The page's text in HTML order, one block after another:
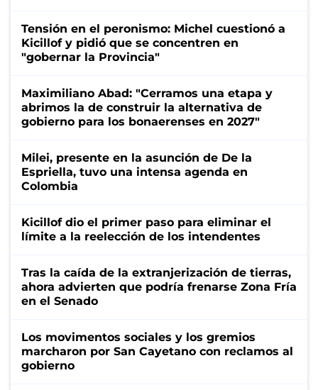
Tensión en el peronismo: Michel cuestionó a
Kicillof y pidió que se concentren en
"gobernar la Provincia"
Maximiliano Abad: "Cerramos una etapa y
abrimos la de construir la alternativa de
gobierno para los bonaerenses en 2027"
Milei, presente en la asunción de De la
Espriella, tuvo una intensa agenda en
Colombia
Kicillof dio el primer paso para eliminar el
límite a la reelección de los intendentes
Tras la caída de la extranjerización de tierras,
ahora advierten que podría frenarse Zona Fría
en el Senado
Los movimentos sociales y los gremios
marcharon por San Cayetano con reclamos al
gobierno